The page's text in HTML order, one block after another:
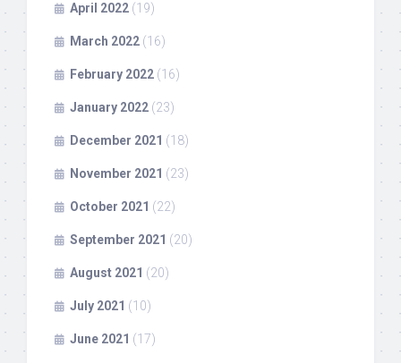
April 2022 (19)
March 2022 (16)
February 2022 (16)
January 2022 (23)
December 2021 (18)
November 2021 (23)
October 2021 (22)
September 2021 (20)
August 2021 (20)
July 2021 (10)
June 2021 (17)